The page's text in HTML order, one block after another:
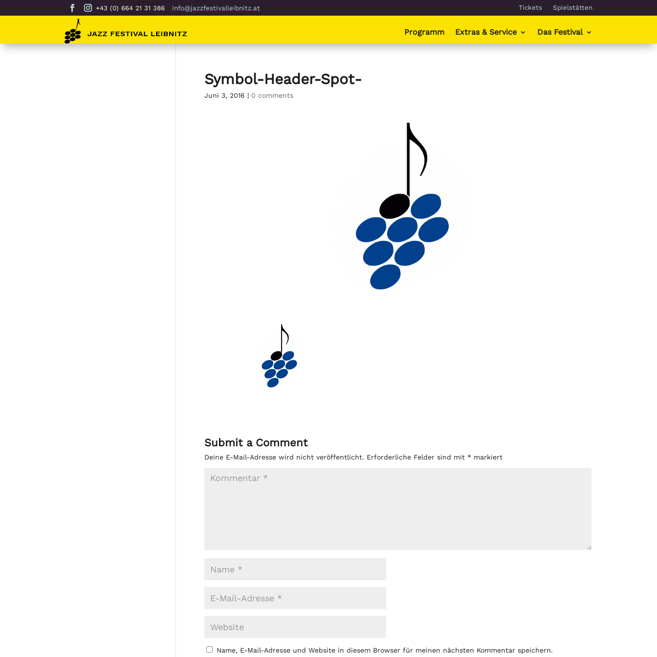
+43 (0) 664 21 31 386 info@jazzfestivalleibnitz.at Tickets Spielstätten
Programm Extras & Service Das Festival
Symbol-Header-Spot-
Juni 3, 2016 | 0 comments
Submit a Comment
Deine E-Mail-Adresse wird nicht veröffentlicht. Erforderliche Felder sind mit *markiert
Name, E-Mail-Adresse und Website in diesem Browser für meinen nächsten Kommentar speichern.